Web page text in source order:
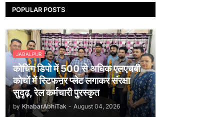
POPULAR POSTS
JABALPUR
कोचिंग डिपो में 500 से अधिक एलएचबी
कोचों में स्टिफऩर प्लेट लगाकर संरक्षा
सुदृढ़, रेल कर्मचारी पुरस्कृत
by KhabarAbhiTak - August 04, 2026